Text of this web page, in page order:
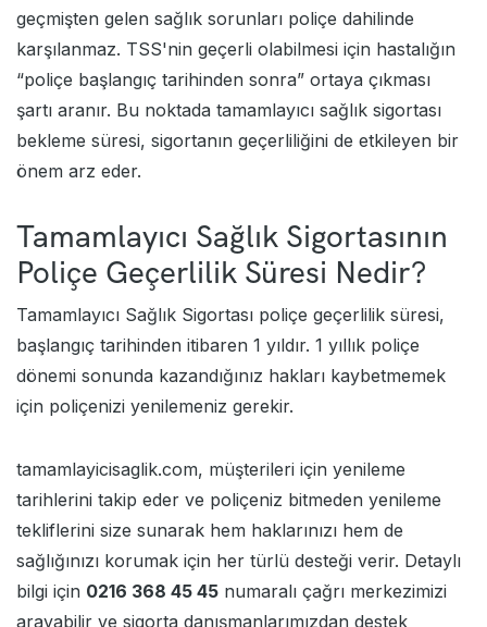
geçmişten gelen sağlık sorunları poliçe dahilinde
karşılanmaz. TSS'nin geçerli olabilmesi için hastalığın
“poliçe başlangıç tarihinden sonra” ortaya çıkması
şartı aranır. Bu noktada tamamlayıcı sağlık sigortası
bekleme süresi, sigortanın geçerliliğini de etkileyen bir
önem arz eder.
Tamamlayıcı Sağlık Sigortasının
Poliçe Geçerlilik Süresi Nedir?
Tamamlayıcı Sağlık Sigortası poliçe geçerlilik süresi,
başlangıç tarihinden itibaren 1 yıldır. 1 yıllık poliçe
dönemi sonunda kazandığınız hakları kaybetmemek
için poliçenizi yenilemeniz gerekir.
tamamlayicisaglik.com, müşterileri için yenileme
tarihlerini takip eder ve poliçeniz bitmeden yenileme
tekliflerini size sunarak hem haklarınızı hem de
sağlığınızı korumak için her türlü desteği verir. Detaylı
bilgi için 0216 368 45 45 numaralı çağrı merkezimizi
arayabilir ve sigorta danışmanlarımızdan destek